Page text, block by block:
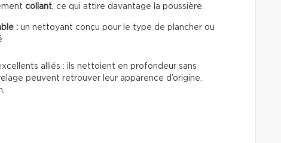
collant, ce qui attire davantage la poussière.
: un nettoyant conçu pour le type de plancher ou
alliés : ils nettoient en profondeur sans
peuvent retrouver leur apparence d’origine.